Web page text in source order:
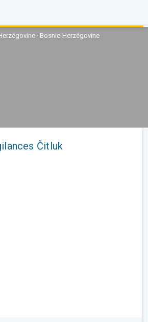
· Bosnie-Herzégovine
Čitluk